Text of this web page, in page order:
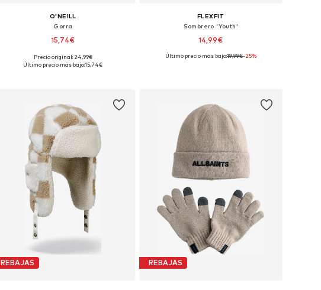
O'NEILL
Gorra
15,74€
Tallas disponibles: 53-57
Precio original: 24,99€
Último precio más bajo:15,74€
FLEXFIT
Sombrero 'Youth'
14,99€
Tallas disponibles: 56-57
Último precio más bajo:19,99€-25%
REBAJAS REBAJAS